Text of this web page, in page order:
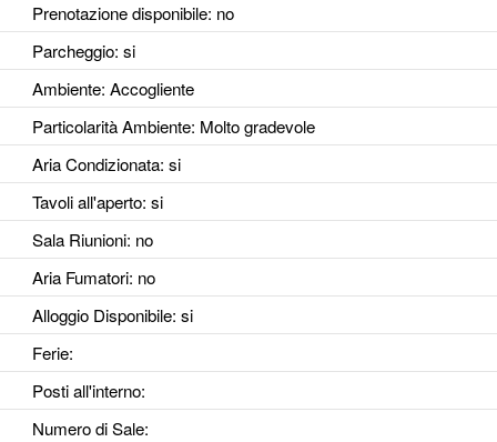
Prenotazione disponibile: no
Parcheggio: si
Ambiente: Accogliente
Particolarità Ambiente: Molto gradevole
Aria Condizionata: si
Tavoli all'aperto: si
Sala Riunioni: no
Aria Fumatori: no
Alloggio Disponibile: si
Ferie:
Posti all'interno:
Numero di Sale: